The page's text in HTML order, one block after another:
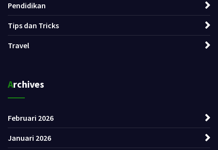
Pendidikan
Tips dan Tricks
Travel
Archives
Februari 2026
Januari 2026